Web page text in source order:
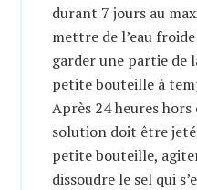
durant 7 jours au
mettre de l’eau
garder une partie de
petite bouteille à
Après 24 heures
solution doit être
petite bouteille,
dissoudre le sel qui